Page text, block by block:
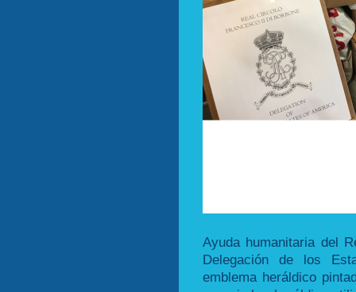
Ayuda humanitaria del
Delegación de los
emblema heráldico